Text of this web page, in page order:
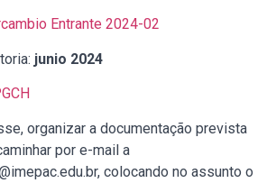
Entrante 2024-02
junio 2024
organizar a documentação prevista
por e-mail a
colocando no assunto o